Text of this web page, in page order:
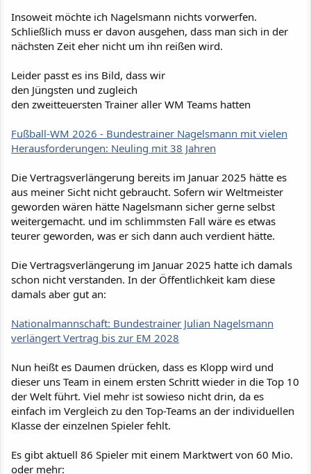
Insoweit möchte ich Nagelsmann nichts vorwerfen.
Schließlich muss er davon ausgehen, dass man sich in der
nächsten Zeit eher nicht um ihn reißen wird.
Leider passt es ins Bild, dass wir
den Jüngsten und zugleich
den zweitteuersten Trainer aller WM Teams hatten
Fußball-WM 2026 - Bundestrainer Nagelsmann mit vielen
Herausforderungen: Neuling mit 38 Jahren
Die Vertragsverlängerung bereits im Januar 2025 hätte es
aus meiner Sicht nicht gebraucht. Sofern wir Weltmeister
geworden wären hätte Nagelsmann sicher gerne selbst
weitergemacht. und im schlimmsten Fall wäre es etwas
teurer geworden, was er sich dann auch verdient hätte.
Die Vertragsverlängerung im Januar 2025 hatte ich damals
schon nicht verstanden. In der Öffentlichkeit kam diese
damals aber gut an:
Nationalmannschaft: Bundestrainer Julian Nagelsmann
verlängert Vertrag bis zur EM 2028
Nun heißt es Daumen drücken, dass es Klopp wird und
dieser uns Team in einem ersten Schritt wieder in die Top 10
der Welt führt. Viel mehr ist sowieso nicht drin, da es
einfach im Vergleich zu den Top-Teams an der individuellen
Klasse der einzelnen Spieler fehlt.
Es gibt aktuell 86 Spieler mit einem Marktwert von 60 Mio.
oder mehr: